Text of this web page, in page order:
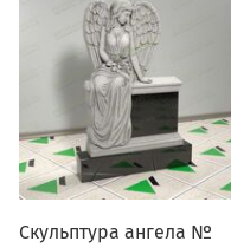
Скульптура ангела №